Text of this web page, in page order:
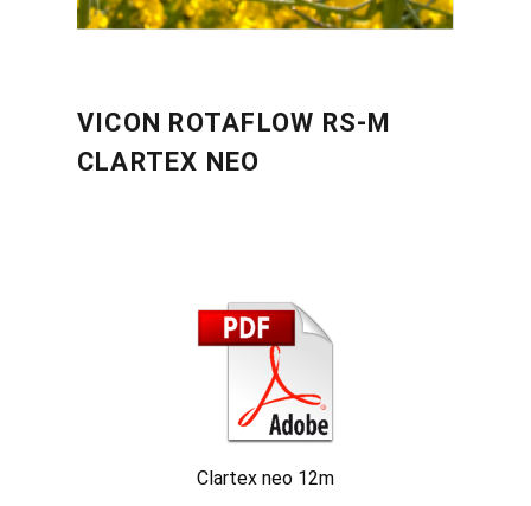
VICON ROTAFLOW RS-M
CLARTEX NEO
Clartex neo 12m